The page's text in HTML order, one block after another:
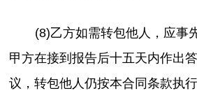
(8)乙方如需转包他人，应事
甲方在接到报告后十五天内作出
议，转包他人仍按本合同条款执